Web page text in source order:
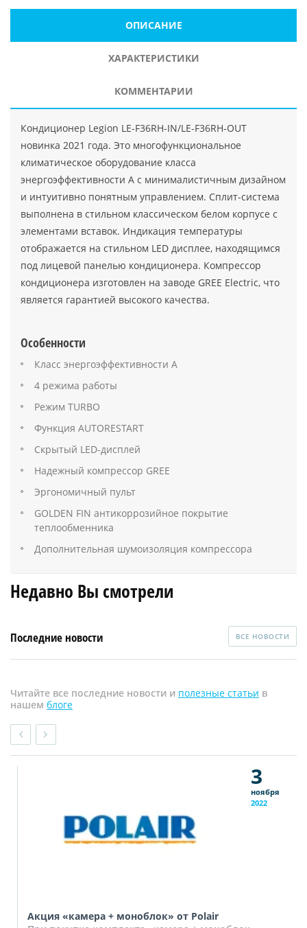
ОПИСАНИЕ
ХАРАКТЕРИСТИКИ
КОММЕНТАРИИ
Кондиционер Legion LE-F36RH-IN/LE-F36RH-OUT
новинка 2021 года. Это многофункциональное
климатическое оборудование класса
энергоэффективности А с минималистичным дизайном
и интуитивно понятным управлением. Сплит-система
выполнена в стильном классическом белом корпусе с
элементами вставок. Индикация температуры
отображается на стильном LED дисплее, находящимся
под лицевой панелью кондиционера. Компрессор
кондиционера изготовлен на заводе GREE Electric, что
является гарантией высокого качества.
Особенности
Класс энергоэффективности A
4 режима работы
Режим TURBO
Функция AUTORESTART
Скрытый LED-дисплей
Надежный компрессор GREE
Эргономичный пульт
GOLDEN FIN антикоррозийное покрытие
теплообменника
Дополнительная шумоизоляция компрессора
Недавно Вы смотрели
Последние новости ВСЕ НОВОСТИ
Читайте все последние новости и полезные статьи в
нашем блоге
3
ноября
2022
Акция «камера + моноблок» от Polair